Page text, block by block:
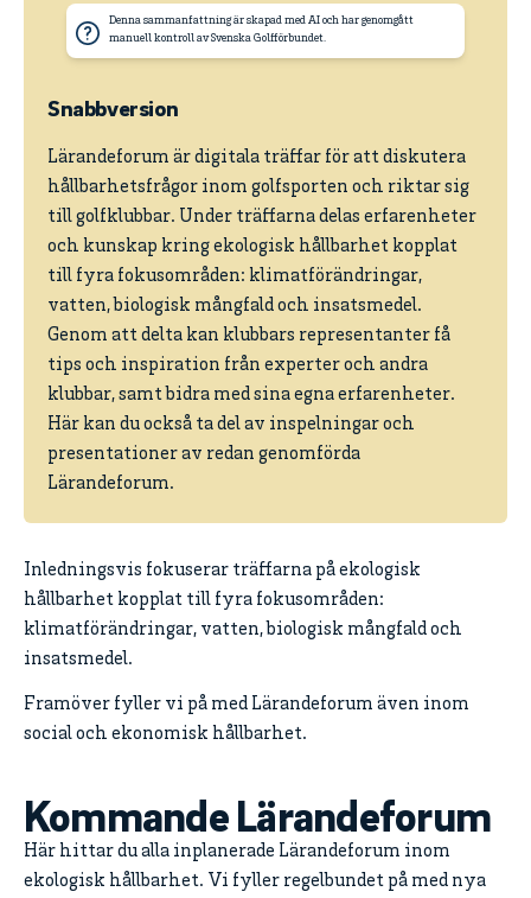
Denna sammanfattning är skapad med AI och har genomgått
manuell kontroll av Svenska Golfförbundet.
Snabbversion
Lärandeforum är digitala träffar för att diskutera
hållbarhetsfrågor inom golfsporten och riktar sig
till golfklubbar. Under träffarna delas erfarenheter
och kunskap kring ekologisk hållbarhet kopplat
till fyra fokusområden: klimatförändringar,
vatten, biologisk mångfald och insatsmedel.
Genom att delta kan klubbars representanter få
tips och inspiration från experter och andra
klubbar, samt bidra med sina egna erfarenheter.
Här kan du också ta del av inspelningar och
presentationer av redan genomförda
Lärandeforum.
Inledningsvis fokuserar träffarna på ekologisk
hållbarhet kopplat till fyra fokusområden:
klimatförändringar, vatten, biologisk mångfald och
insatsmedel.
Framöver fyller vi på med Lärandeforum även inom
social och ekonomisk hållbarhet.
Kommande Lärandeforum
Här hittar du alla inplanerade Lärandeforum inom
ekologisk hållbarhet. Vi fyller regelbundet på med nya